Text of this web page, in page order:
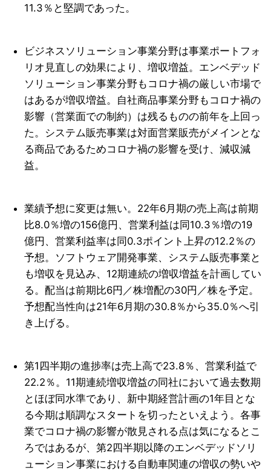
11.3％と堅調であった。
ビジネスソリューション事業分野は事業ポートフォ
リオ見直しの効果により、増収増益。エンベデッド
ソリューション事業分野もコロナ禍の厳しい市場で
はあるが増収増益。自社商品事業分野もコロナ禍の
影響（営業面での制約）は残るものの前年を上回っ
た。システム販売事業は対面営業販売がメインとな
る商品であるためコロナ禍の影響を受け、減収減
益。
業績予想に変更は無い。22年6月期の売上高は前期
比8.0％増の156億円、営業利益は同10.3％増の19
億円、営業利益率は同0.3ポイント上昇の12.2％の
予想。ソフトウェア開発事業、システム販売事業と
も増収を見込み、12期連続の増収増益を計画してい
る。配当は前期比6円／株増配の30円／株を予定。
予想配当性向は21年6月期の30.8％から35.0％へ引
き上げる。
第1四半期の進捗率は売上高で23.8％、営業利益で
22.2％。11期連続増収増益の同社において過去数期
とほぼ同水準であり、新中期経営計画の1年目とな
る今期は順調なスタートを切ったといえよう。各事
業でコロナ禍の影響が散見される点は気になるとこ
ろではあるが、第2四半期以降のエンベデッドソリ
ューション事業における自動車関連の増収の勢いや